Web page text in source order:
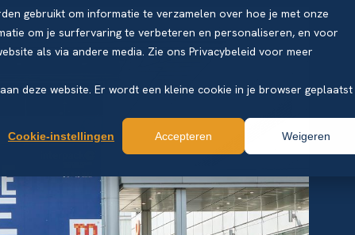
gebruikt om informatie te verzamelen over hoe je met onze
om je surfervaring te verbeteren en personaliseren, en voor
als via andere media. Zie ons Privacybeleid voor meer
deze website. Er wordt een kleine cookie in je browser geplaatst
Cookie-instellingen Accepteren Weigeren